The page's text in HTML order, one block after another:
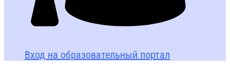
Вход на образовательный портал